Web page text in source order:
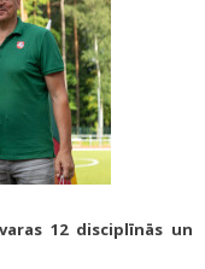
12 disciplīnās un